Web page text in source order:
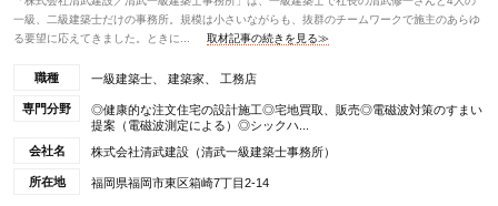
一級、二級建築士だけの事務所。規模は小さいながらも、抜群のチームワークで施主のあらゆ
る要望に応えてきました。ときに...
取材記事の続きを見る≫
職種 一級建築士、 建築家、 工務店
専門分野
◎健康的な注文住宅の設計施工◎宅地買取、販売◎電磁波対策のすまい
提案（電磁波測定による）◎シックハ...
会社名
株式会社清武建設（清武一級建築士事務所）
所在地 福岡県福岡市東区箱崎7丁目2-14